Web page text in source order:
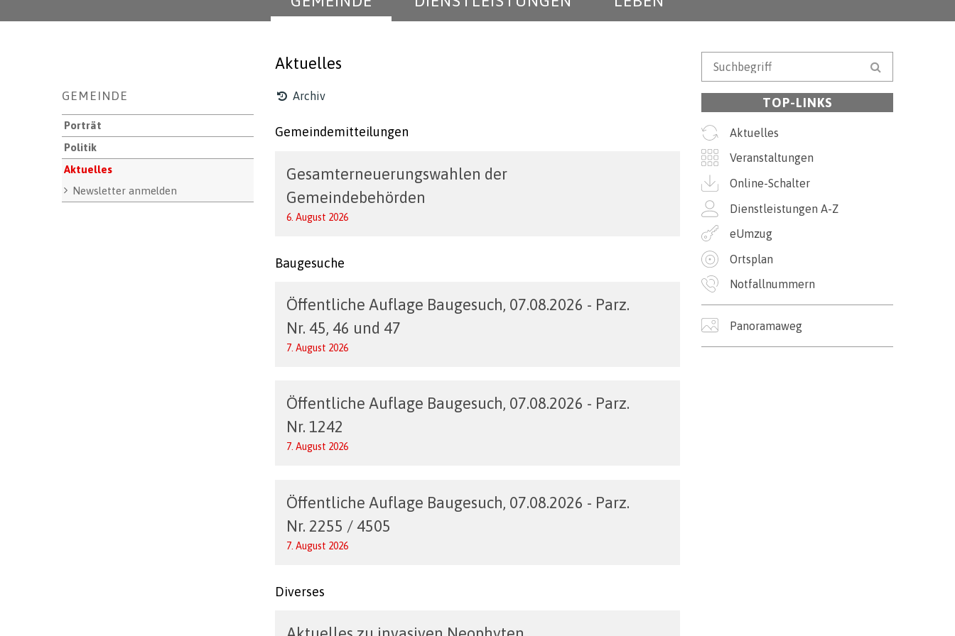
Unternavigation
GEMEINDE
Porträt
Politik
Aktuelles
Newsletter anmelden
Aktuelles
Archiv
Gemeindemitteilungen
Gesamterneuerungswahlen der
Gemeindebehörden
6. August 2026
Baugesuche
Öffentliche Auflage Baugesuch, 07.08.2026 - Parz.
Nr. 45, 46 und 47
7. August 2026
Öffentliche Auflage Baugesuch, 07.08.2026 - Parz.
Nr. 1242
7. August 2026
Öffentliche Auflage Baugesuch, 07.08.2026 - Parz.
Nr. 2255 / 4505
7. August 2026
Diverses
Suchbegriff
TOP-LINKS
Aktuelles
Veranstaltungen
Online-Schalter
Dienstleistungen A-Z
eUmzug
Ortsplan
Notfallnummern
Panoramaweg